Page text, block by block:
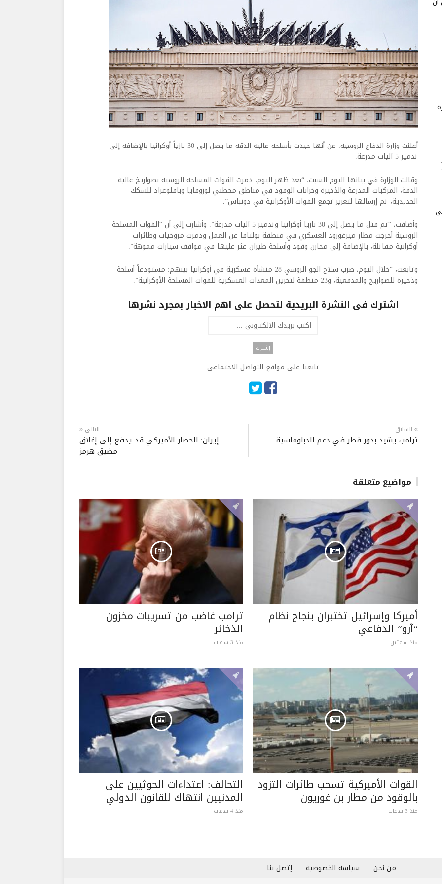
أعلنت وزارة الدفاع الروسية، عن أنها حيدت بأسلحة عالية الدقة ما يصل إلى 30 نازياً أوكرانيا بالإضافة إلى
تدمير 5 آليات مدرعة.
وقالت الوزارة في بيانها اليوم السبت، “بعد ظهر اليوم، دمرت القوات المسلحة الروسية بصواريخ عالية
الدقة، المركبات المدرعة والذخيرة وخزانات الوقود في مناطق محطتي لوزوفايا وبافلوغراد للسكك
الحديدية، تم إرسالها لتعزيز تجمع القوات الأوكرانية في دونباس”.
وأضافت، “تم قتل ما يصل إلى 30 نازيا أوكرانيا وتدمير 5 آليات مدرعة”. وأشارت إلى أن “القوات المسلحة
الروسية أخرجت مطار ميرغورود العسكري في منطقة بولتافا عن العمل ودمرت مروحيات وطائرات
أوكرانية مقاتلة، بالإضافة إلى مخازن وقود وأسلحة طيران عثر عليها في مواقف سيارات مموهة”.
وتابعت، “خلال اليوم، ضرب سلاح الجو الروسي 28 منشأة عسكرية في أوكرانيا بينهم: مستودعاً أسلحة
وذخيرة للصواريخ والمدفعية، و23 منطقة لتخزين المعدات العسكرية للقوات المسلحة الأوكرانية”.
اشترك فى النشرة البريدية لتحصل على اهم الاخبار بمجرد نشرها
تابعنا على مواقع التواصل الاجتماعى
السابق
ترامب يشيد بدور قطر في دعم الدبلوماسية
التالى
إيران: الحصار الأميركي قد يدفع إلى إغلاق
مضيق هرمز
مواضيع متعلقة
أميركا وإسرائيل تختبران بنجاح نظام
“آرو” الدفاعي
منذ ساعتين
ترامب غاضب من تسريبات مخزون
الذخائر
منذ 3 ساعات
القوات الأميركية تسحب طائرات التزود
بالوقود من مطار بن غوريون
منذ 3 ساعات
التحالف: اعتداءات الحوثيين على
المدنيين انتهاك للقانون الدولي
منذ 4 ساعات
من نحن سياسة الخصوصية إتصل بنا